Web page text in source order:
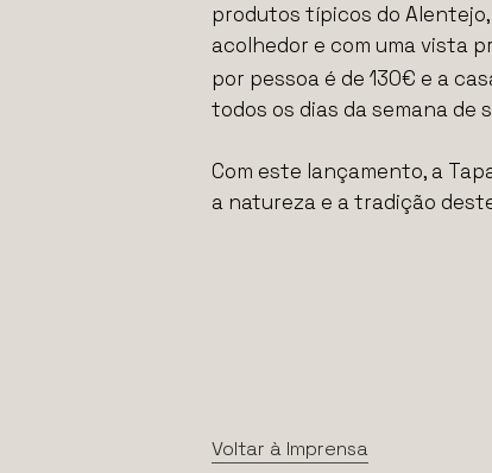
produtos típicos do
acolhedor e com uma vista
por pessoa é de 130€ e a
todos os dias da semana de
Com este lançamento, a
a natureza e a tradição
Voltar à Imprensa